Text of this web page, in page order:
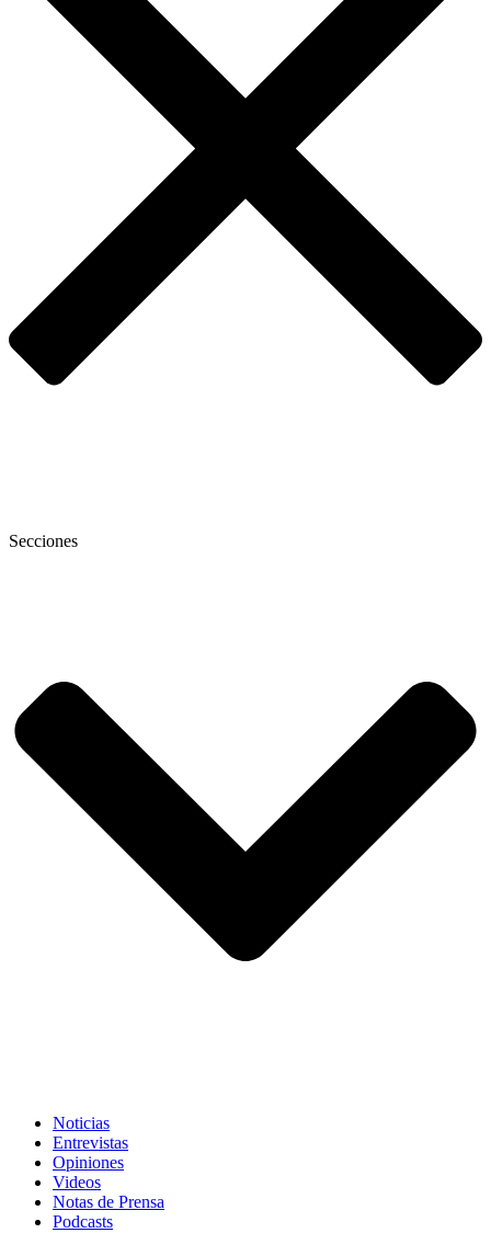
Secciones
Noticias
Entrevistas
Opiniones
Videos
Notas de Prensa
Podcasts